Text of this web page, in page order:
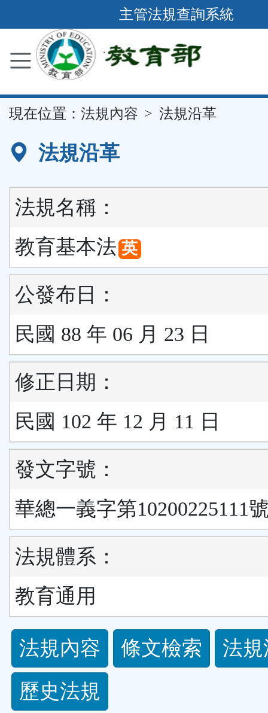
到
要
容
區
主管法規查詢系統
現在位置： 法規內容 法規沿革
法規沿革
法規名稱：
教育基本法 英
公發布日：
民國 88 年 06 月 23 日
修正日期：
民國 102 年 12 月 11 日
發文字號：
華總一義字第10200225111
法規體系：
教育通用
法
規
功
法規內容 條文檢索
法
歷史法規